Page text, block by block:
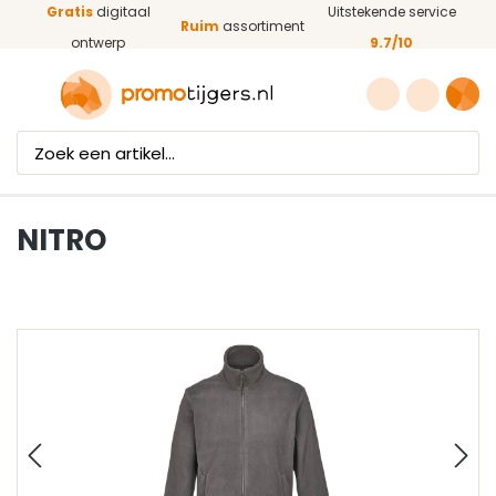
Ga naar de hoofdinhoud
Gratisdigitaal
ontwerp
Ruim assortiment
Uitstekende service
9.7/10
NITRO
Afbeeldingengalerij overslaan